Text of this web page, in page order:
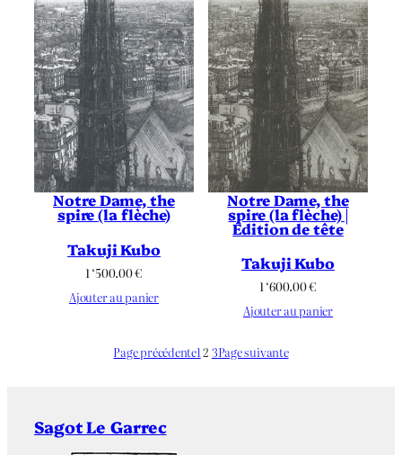
Notre Dame, the
spire (la flèche)
Takuji Kubo
1 ‘500.00€
Ajouter au panier
Notre Dame, the
spire (la flèche) |
Édition de tête
Takuji Kubo
1 ‘600.00€
Ajouter au panier
Page précédente12 3Page suivante
Sagot Le Garrec